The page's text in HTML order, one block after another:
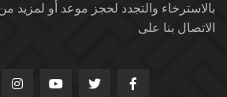
بالاسترخاء والتجدد لحجز موعد أو لمزيد
الاتصال بنا على